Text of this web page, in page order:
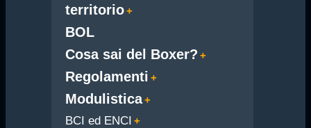
territorio
BOL
Cosa sai del Boxer?
Regolamenti
Modulistica
BCI ed ENCI